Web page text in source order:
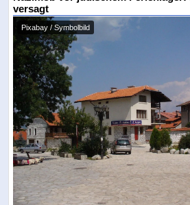
versagt
Pixabay / Symbolbild